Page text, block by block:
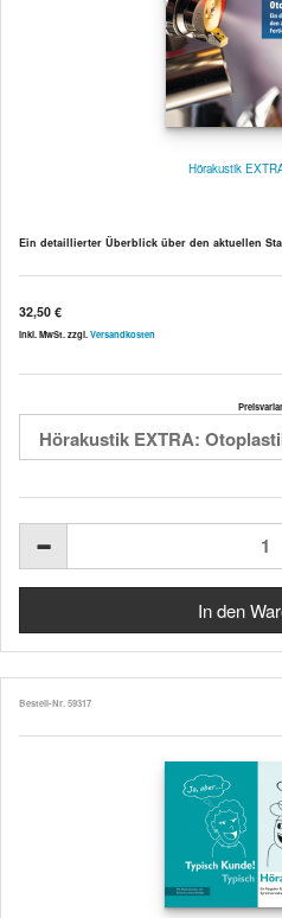
Hörakustik
Ein detaillierter Überblick über den aktuellen
32,50 €
inkl. MwSt. zzgl. Versandkosten
Bestell-Nr. 59317